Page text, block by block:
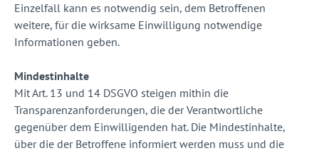
Einzelfall kann es notwendig sein, dem Betroffenen
weitere, für die wirksame Einwilligung notwendige
Informationen geben.
Mindestinhalte
Mit Art. 13 und 14 DSGVO steigen mithin die
Transparenzanforderungen, die der Verantwortliche
gegenüber dem Einwilligenden hat. Die Mindestinhalte,
über die der Betroffene informiert werden muss und die